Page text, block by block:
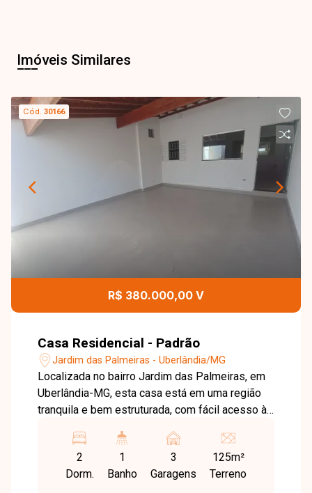
Imóveis Similares
Cód.30166
R$ 380.000,00 V
Casa Residencial - Padrão
Jardim das Palmeiras - Uberlândia/MG
Localizada no bairro Jardim das Palmeiras, em
Uberlândia-MG, esta casa está em uma região
tranquila e bem estruturada, com fácil acesso às
proximidade a supermercados, escolas,
farmácias, comércios e diversos serviços,
proporcionando praticidade e qualidade de vida
2
Dorm.
1
Banho
3
Garagens
125m²
Terreno